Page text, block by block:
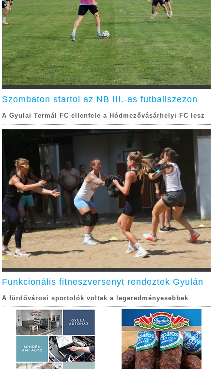
Szombaton startol az NB III.-as futballszezon
A Gyulai Termál FC ellenfele a Hódmezővásárhelyi FC lesz
Funkcionális fitneszversenyt rendeztek Gyulán
A fürdővárosi sportolók voltak a legeredményesebbek